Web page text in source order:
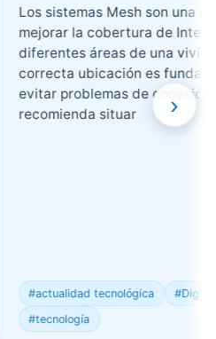
Los sistemas Mesh son una
mejorar la cobertura de Internet
diferentes áreas de una vivienda.
correcta ubicación es
evitar problemas de conexión. Se
recomienda situar
#actualidad tecnológica #Digital
#tecnología
›